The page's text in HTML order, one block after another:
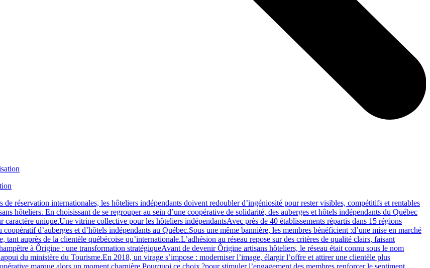
réservation internationales, les hôteliers indépendants doivent redoubler d’ingéniosité pour rester visibles, compétitifs et rentables
hôteliers. En choisissant de se regrouper au sein d’une coopérative de solidarité, des auberges et hôtels indépendants du Québec
unique.Une vitrine collective pour les hôteliers indépendantsAvec près de 40 établissements répartis dans 15 régions
d’auberges et d’hôtels indépendants au Québec.Sous une même bannière, les membres bénéficient :d’une mise en marché
auprès de la clientèle québécoise qu’internationale.L’adhésion au réseau repose sur des critères de qualité clairs, faisant
à Ôrigine : une transformation stratégiqueAvant de devenir Ôrigine artisans hôteliers, le réseau était connu sous le nom
du ministère du Tourisme.En 2018, un virage s’impose : moderniser l’image, élargir l’offre et attirer une clientèle plus
marque alors un moment charnière.Pourquoi ce choix ?pour stimuler l’engagement des membres,renforcer le sentiment